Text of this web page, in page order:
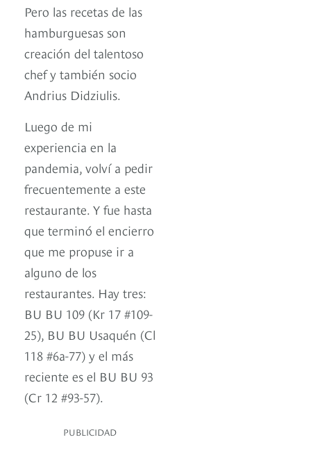
Pero las recetas de las
hamburguesas son
creación del talentoso
chef y también socio
Andrius Didziulis.
Luego de mi
experiencia en la
pandemia, volví a pedir
frecuentemente a este
restaurante. Y fue hasta
que terminó el encierro
que me propuse ir a
alguno de los
restaurantes. Hay tres:
BU BU 109 (Kr 17 #109-
25), BU BU Usaquén (Cl
118 #6a-77) y el más
reciente es el BU BU 93
(Cr 12 #93-57).
PUBLICIDAD